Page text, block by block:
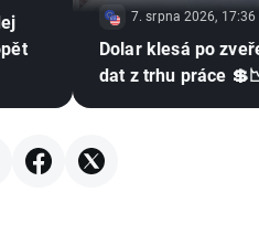
7. srpna 2026, 17:36
Dolar klesá po
dat z trhu práce